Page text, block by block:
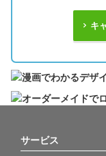
キ
サービス